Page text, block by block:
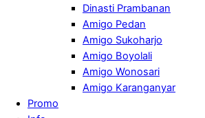
Dinasti Prambanan
Amigo Pedan
Amigo Sukoharjo
Amigo Boyolali
Amigo Wonosari
Amigo Karanganyar
Promo